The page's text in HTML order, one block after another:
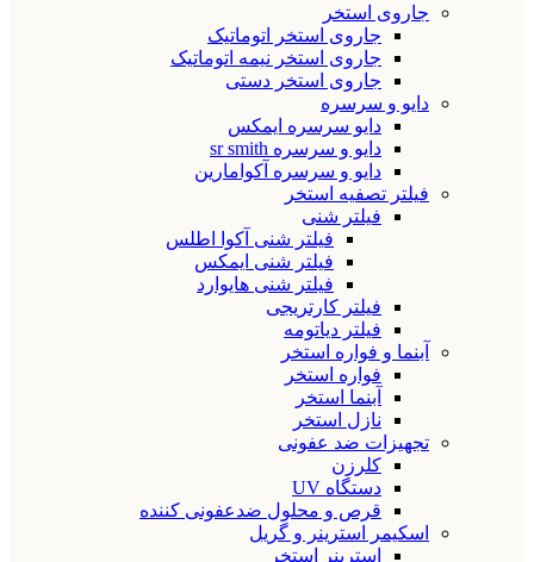
جاروی استخر
جاروی استخر اتوماتیک
جاروی استخر نیمه اتوماتیک
جاروی استخر دستی
دایو و سرسره
دایو سرسره ایمکس
دایو و سرسره sr smith
دایو و سرسره آکوامارین
فیلتر تصفیه استخر
فیلتر شنی
فیلتر شنی آکوا اطلس
فیلتر شنی ایمکس
فیلتر شنی هایوارد
فیلتر کارتریجی
فیلتر دیاتومه
آبنما و فواره استخر
فواره استخر
آبنما استخر
نازل استخر
تجهیزات ضد عفونی
کلرزن
دستگاه UV
قرص و محلول ضدعفونی کننده
اسکیمر استرینر و گریل
استرینر استخر